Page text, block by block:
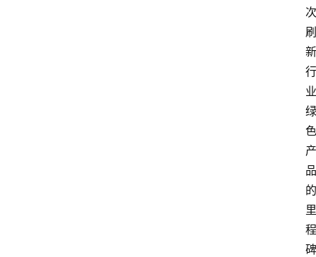
次
刷
新
行
业
绿
色
产
品
的
里
程
碑